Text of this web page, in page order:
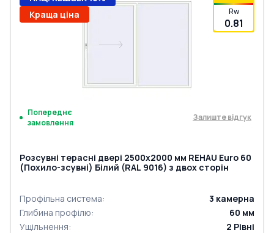
Rw
0.81
Краща ціна
Попереднє
замовлення
Залиште відгук
Розсувні терасні двері 2500x2000 мм REHAU Euro 60
(Похило-зсувні) Білий (RAL 9016) з двох сторін
Профільна система: 3 камерна
Глибина профілю: 60 мм
Ущільнення: 2 Рівні